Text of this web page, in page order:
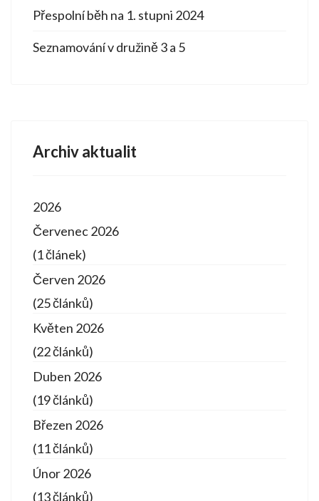
Přespolní běh na 1. stupni 2024
Seznamování v družině 3 a 5
Archiv aktualit
2026
Červenec 2026
(1 článek)
Červen 2026
(25 článků)
Květen 2026
(22 článků)
Duben 2026
(19 článků)
Březen 2026
(11 článků)
Únor 2026
(13 článků)